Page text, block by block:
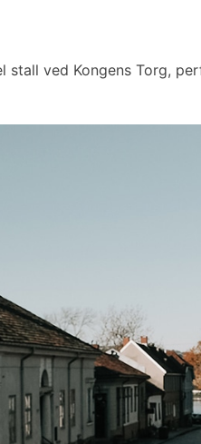
stall ved Kongens Torg,